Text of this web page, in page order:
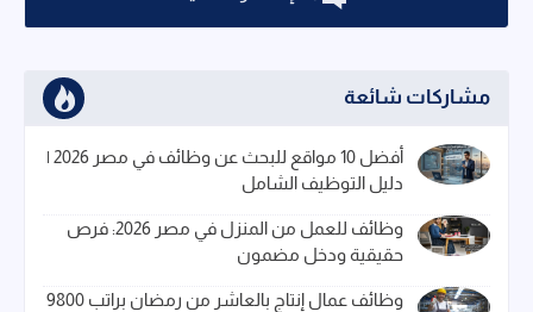
مشاركات شائعة
أفضل 10 مواقع للبحث عن وظائف في مصر 2026 |
دليل التوظيف الشامل
وظائف للعمل من المنزل في مصر 2026: فرص
حقيقية ودخل مضمون
وظائف عمال إنتاج بالعاشر من رمضان براتب 9800